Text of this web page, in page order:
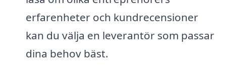
erfarenheter och kundrecensioner
kan du välja en leverantör som passar
dina behov bäst.